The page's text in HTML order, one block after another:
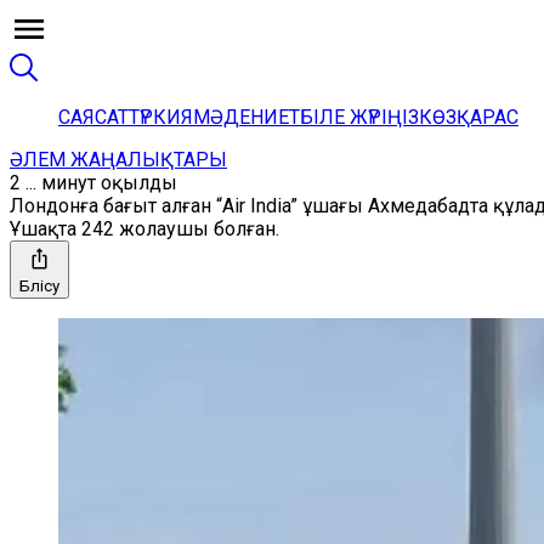
САЯСАТТҮРКИЯМӘДЕНИЕТБІЛЕ ЖҮРІҢІЗКӨЗҚАРАС
ӘЛЕМ ЖАҢАЛЫҚТАРЫ
2 ... минут оқылды
Лондонға бағыт алған “Air India” ұшағы Ахмедабадта
Ұшақта 242 жолаушы болған.
Бөлісу